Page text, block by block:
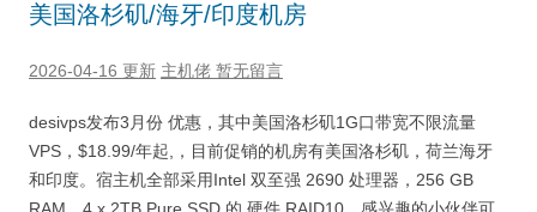
美国洛杉矶/海牙/印度机房
2026-04-16 更新 主机佬 暂无留言
desivps发布3月份 优惠，其中美国洛杉矶1G口带宽不限流量
VPS，$18.99/年起,，目前促销的机房有美国洛杉矶，荷兰海牙
和印度。宿主机全部采用Intel 双至强 2690 处理器，256 GB